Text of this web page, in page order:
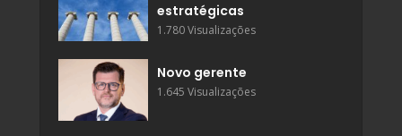
estratégicas
1.780 Visualizações
Novo gerente
1.645 Visualizações